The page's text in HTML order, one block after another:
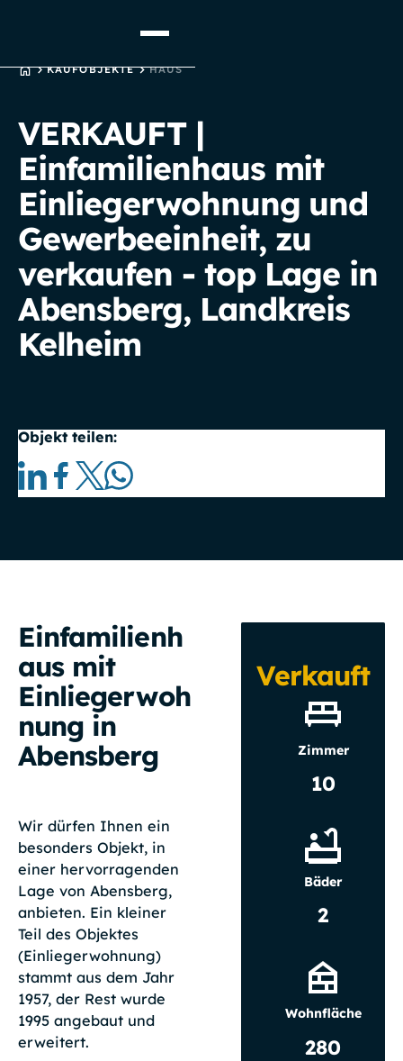
STARTSEITE
KAUFOBJEKTE HAUS
VERKAUFT |
Einfamilienhaus mit
Einliegerwohnung und
Gewerbeeinheit, zu
verkaufen - top Lage in
Abensberg, Landkreis
Kelheim
Objekt teilen:
Einfamilienh
aus mit
Einliegerwoh
nung in
Abensberg
Wir dürfen Ihnen ein
besonders Objekt, in
einer hervorragenden
Lage von Abensberg,
anbieten. Ein kleiner
Teil des Objektes
(Einliegerwohnung)
stammt aus dem Jahr
1957, der Rest wurde
1995 angebaut und
erweitert.
Verkauft
Zimmer
10
Bäder
2
Wohnfläche
280